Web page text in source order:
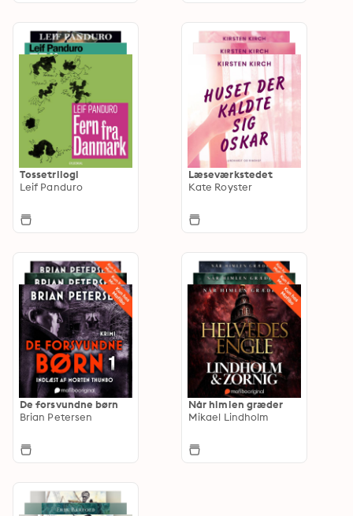
Tossetrilogi
Leif Panduro
Læseværkstedet
Kate Royster
De forsvundne børn
Brian Petersen
Når himlen græder
Mikael Lindholm